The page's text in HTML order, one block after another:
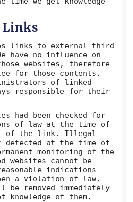
links to external third
have no influence on
websites, therefore
for those contents.
of linked
responsible for their
had been checked for
of law at the time of
of the link. Illegal
detected at the time of
monitoring of the
websites cannot be
indications
a violation of law.
removed immediately
knowledge of them.